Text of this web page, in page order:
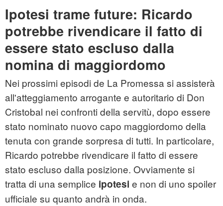
Ipotesi trame future: Ricardo
potrebbe rivendicare il fatto di
essere stato escluso dalla
nomina di maggiordomo
Nei prossimi episodi de La Promessa si assisterà
all'atteggiamento arrogante e autoritario di Don
Cristobal nei confronti della servitù, dopo essere
stato nominato nuovo capo maggiordomo della
tenuta con grande sorpresa di tutti. In particolare,
Ricardo potrebbe rivendicare il fatto di essere
stato escluso dalla posizione. Ovviamente si
tratta di una semplice ipotesi e non di uno spoiler
ufficiale su quanto andrà in onda.